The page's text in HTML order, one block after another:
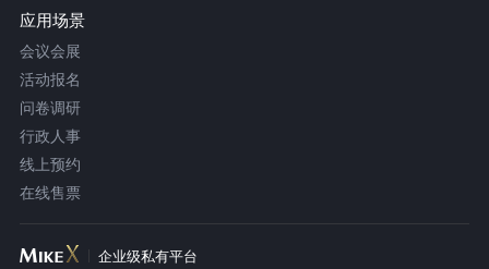
应用场景
会议会展
活动报名
问卷调研
行政人事
线上预约
在线售票
企业级私有平台